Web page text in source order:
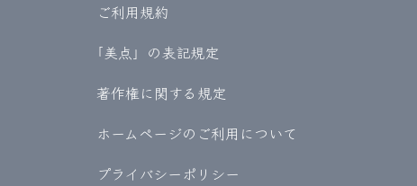
ご利用規約
｢美点」の表記規定
著作権に関する規定
ホームページのご利用について
プライバシーポリシー